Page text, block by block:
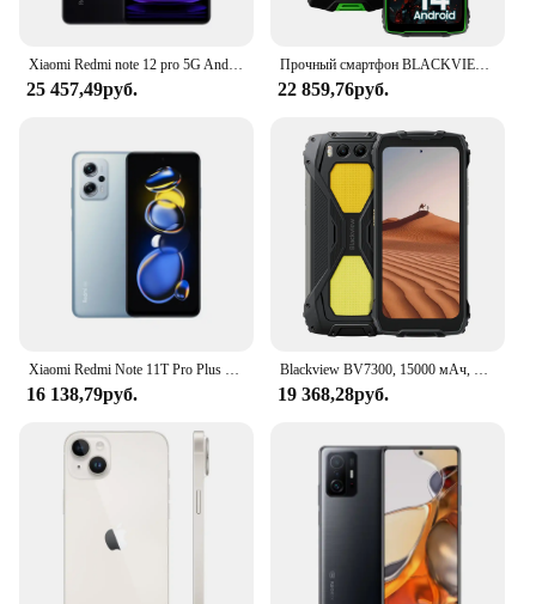
Xiaomi Redmi note 12 pro 5G Android 6,67 дюйма ОЗУ 8 ГБ ПЗУ 256 ГБ Qualcomm Snapdragon 778G используемый телефон
25 457,49руб.
Прочный смартфон BLACKVIEW OSCAL PILOT 2, 8 ГБ, 256 ГБ, 8800 мАч, мобильный телефон Helio G99 6,5 дюйма, 120 Гц, с двумя светодиодными фонариками
22 859,76руб.
Xiaomi Redmi Note 11T Pro Plus 5G 6,6 дюйма 2460x1080 пикселей 120 Вт быстрая зарядка 4400 мАч б/у аккумулятор для телефона
16 138,79руб.
Blackview BV7300, 15000 мАч, 18 ГБ (6 + 12), 256 ГБ, Android 14 телефона, двойной светильник для кемпинга, прочный смартфон Helio G81, восьмиядерный NFC
19 368,28руб.